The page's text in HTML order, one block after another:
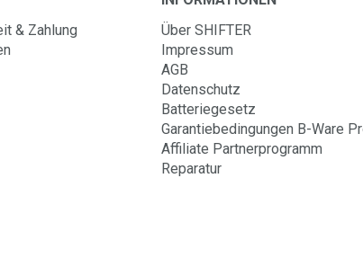
& Zahlung
Über SHIFTER
Impressum
AGB
Datenschutz
Batteriegesetz
Garantiebedingungen B-Ware
Affiliate Partnerprogramm
Reparatur